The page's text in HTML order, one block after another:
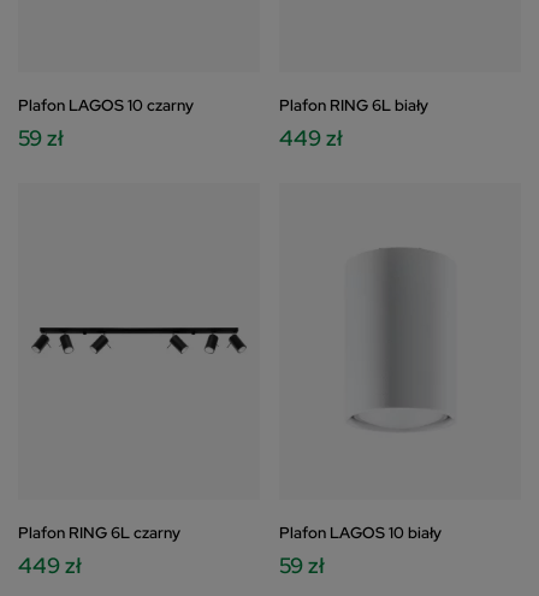
Plafon LAGOS 10 czarny
59 zł
Plafon RING 6L biały
449 zł
Plafon RING 6L czarny
449 zł
Plafon LAGOS 10 biały
59 zł